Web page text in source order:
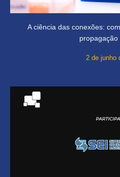
A ciência das conexões:
propagação
2 de junho